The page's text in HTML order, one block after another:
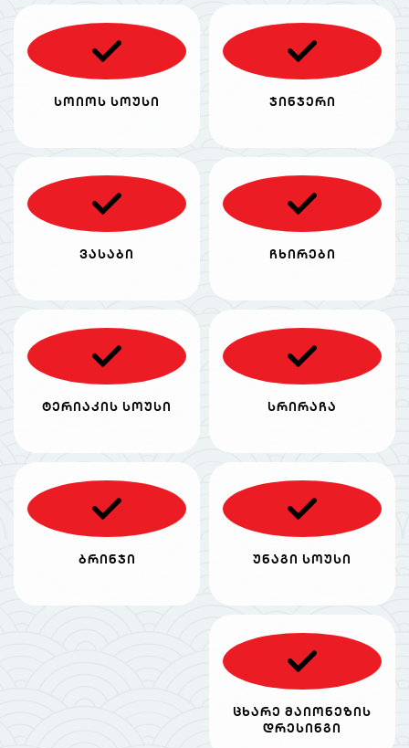
სოიოს სოუსი ჯინჯერი
ვასაბი ჩხირები
ტერიაკის სოუსი სრირაჩა
ბრინჯი უნაგი სოუსი
ცხარე მაიონეზის
დრესინგი